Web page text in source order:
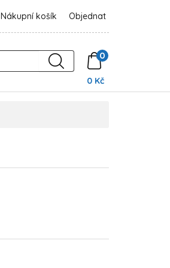
Nákupní košík Objednat
0
0 Kč